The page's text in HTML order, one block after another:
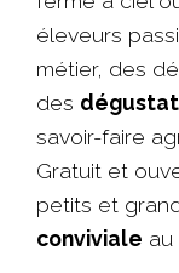
éleveurs
métier, des
des
savoir-faire
Gratuit et
petits et
conviviale